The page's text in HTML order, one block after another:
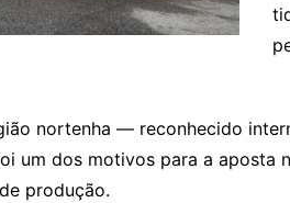
nortenha — reconhecido
um dos motivos para a aposta
produção.